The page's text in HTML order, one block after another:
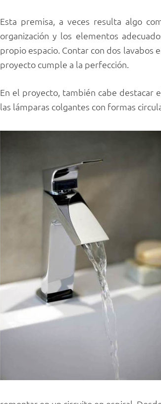
Esta premisa, a veces resulta algo
organización y los elementos
propio espacio. Contar con dos lavabos
proyecto cumple a la perfección.
En el proyecto, también cabe destacar
las lámparas colgantes con formas